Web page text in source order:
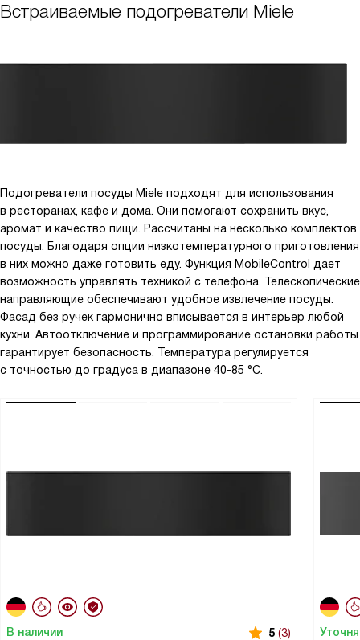
Встраиваемые подогреватели Miele
Подогреватели посуды Miele подходят для использования
в ресторанах, кафе и дома. Они помогают сохранить вкус,
аромат и качество пищи. Рассчитаны на несколько комплектов
посуды. Благодаря опции низкотемпературного приготовления
в них можно даже готовить еду. Функция MobileControl дает
возможность управлять техникой с телефона. Телескопические
направляющие обеспечивают удобное извлечение посуды.
Фасад без ручек гармонично вписывается в интерьер любой
кухни. Автоотключение и программирование остановки работы
гарантирует безопасность. Температура регулируется
с точностью до градуса в диапазоне 40-85 °C.
В наличии 5 (3)